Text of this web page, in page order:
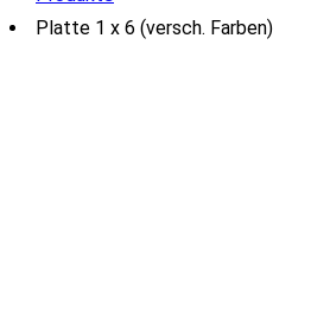
Platte 1 x 6 (versch. Farben)